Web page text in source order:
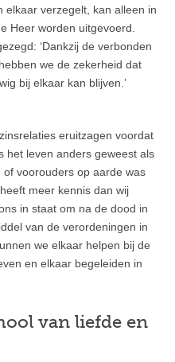
elkaar verzegelt, kan alleen in
Heer worden uitgevoerd.
‘Dankzij de verbonden
we de zekerheid dat
bij elkaar kan blijven.’
eruitzagen voordat
het leven anders geweest als
voorouders op aarde was
meer kennis dan wij
in staat om na de dood in
van de verordeningen in
we elkaar helpen bij de
en elkaar begeleiden in
van liefde en